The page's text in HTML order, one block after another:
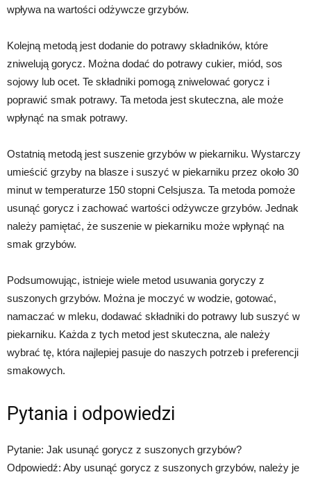
wpływa na wartości odżywcze grzybów.
Kolejną metodą jest dodanie do potrawy składników, które
zniwelują gorycz. Można dodać do potrawy cukier, miód, sos
sojowy lub ocet. Te składniki pomogą zniwelować gorycz i
poprawić smak potrawy. Ta metoda jest skuteczna, ale może
wpłynąć na smak potrawy.
Ostatnią metodą jest suszenie grzybów w piekarniku. Wystarczy
umieścić grzyby na blasze i suszyć w piekarniku przez około 30
minut w temperaturze 150 stopni Celsjusza. Ta metoda pomoże
usunąć gorycz i zachować wartości odżywcze grzybów. Jednak
należy pamiętać, że suszenie w piekarniku może wpłynąć na
smak grzybów.
Podsumowując, istnieje wiele metod usuwania goryczy z
suszonych grzybów. Można je moczyć w wodzie, gotować,
namaczać w mleku, dodawać składniki do potrawy lub suszyć w
piekarniku. Każda z tych metod jest skuteczna, ale należy
wybrać tę, która najlepiej pasuje do naszych potrzeb i preferencji
smakowych.
Pytania i odpowiedzi
Pytanie: Jak usunąć gorycz z suszonych grzybów?
Odpowiedź: Aby usunąć gorycz z suszonych grzybów, należy je